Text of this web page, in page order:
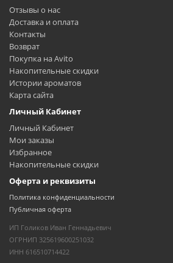
Отзывы о нас
Доставка и оплата
Контакты
Возврат
Покупка на Avito
Накопительные скидки
Истории ароматов
Карта сайта
Личный Кабинет
Личный Кабинет
Мои заказы
Избранное
Накопительные скидки
Оферта и реквизиты
Политика конфиденциальности
Публичная оферта
ИП Голиков Иван Геннадьевич
ОГРНИП 325619600251032
ИНН 616510714422